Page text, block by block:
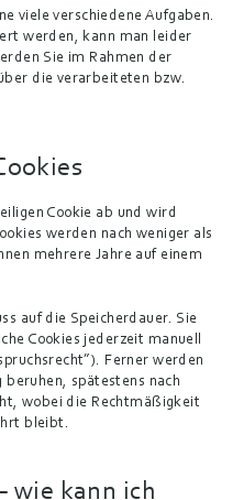
viele verschiedene Aufgaben.
werden, kann man leider
Sie im Rahmen der
die verarbeiteten bzw.
Cookie ab und wird
werden nach weniger als
mehrere Jahre auf einem
auf die Speicherdauer. Sie
Cookies jederzeit manuell
Ferner werden
beruhen, spätestens nach
wobei die Rechtmäßigkeit
bleibt.
wie kann ich